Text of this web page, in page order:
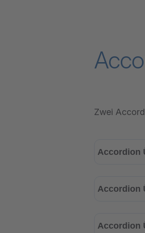
Zwei
Accordion
Accordion
Accordion